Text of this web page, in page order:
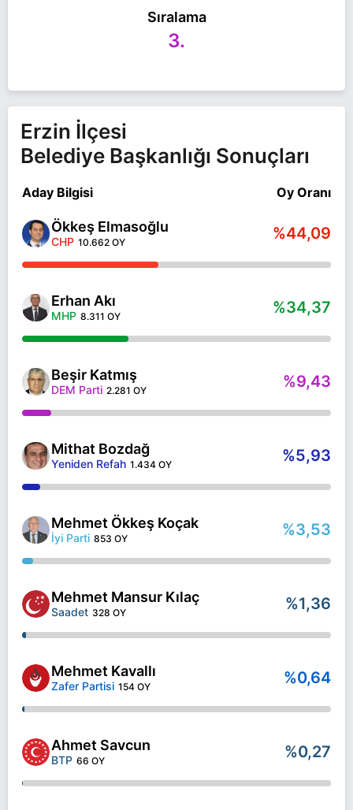
Sıralama
3.
Erzin İlçesi
Belediye Başkanlığı Sonuçları
Aday Bilgisi Oy Oranı
Ökkeş Elmasoğlu
CHP 10.662 OY %44,09
Erhan Akı
MHP 8.311 OY %34,37
Beşir Katmış
DEM Parti 2.281 OY %9,43
Mithat Bozdağ
Yeniden Refah 1.434 OY %5,93
Mehmet Ökkeş Koçak
İyi Parti 853 OY %3,53
Mehmet Mansur Kılaç
Saadet 328 OY %1,36
Mehmet Kavallı
Zafer Partisi 154 OY %0,64
Ahmet Savcun
BTP 66 OY %0,27